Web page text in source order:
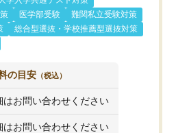
医学部受験
難関私立受験対策
総合型選抜・学校推薦型選抜対策
の目安 （税込）
はお問い合わせください
はお問い合わせください